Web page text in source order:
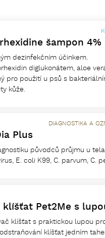
šampon 4%
dezinfekčním účinkem.
diglukonátem, aloe
pro použití u psů s
kůže.
DIAGNOSTIKA A
Plus
původců průjmu u
E. coli K99, C. parvum, C.
klíšťat Pet2Me s
klíšťat s praktickou lupou
klíšťat jedním